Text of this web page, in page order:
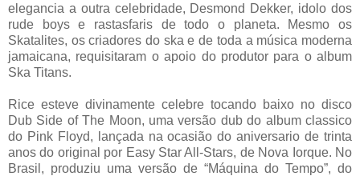
elegancia a outra celebridade, Desmond Dekker, idolo dos
rude boys e rastasfaris de todo o planeta. Mesmo os
Skatalites, os criadores do ska e de toda a música moderna
jamaicana, requisitaram o apoio do produtor para o album
Ska Titans.
Rice esteve divinamente celebre tocando baixo no disco
Dub Side of The Moon, uma versão dub do album classico
do Pink Floyd, lançada na ocasião do aniversario de trinta
anos do original por Easy Star All-Stars, de Nova Iorque. No
Brasil, produziu uma versão de “Máquina do Tempo”, do